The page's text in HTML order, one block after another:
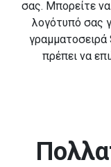
σας. Μπορείτε
λογότυπό σας
πρέπει να